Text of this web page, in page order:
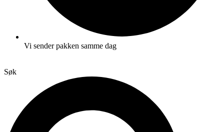
Vi sender pakken samme dag
Søk